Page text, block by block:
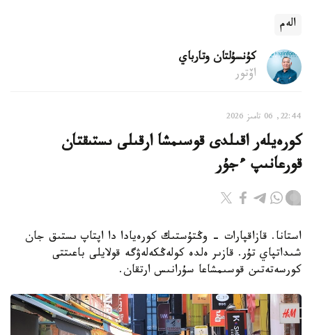
الەم
كۇنسۇلتان وتارباي
اۆتور
22:44, 06 تامىز 2026
كورەيلەر اقىلدى قوسىمشا ارقىلى ىستىقتان
قورعانىپ ءجۇر
استانا. قازاقپارات - وڭتۇستىك كورەيادا دا اپتاپ ىستىق جان
شىداتپاي تۇر. قازىر ەلدە كولەڭكەلەۋگە قولايلى باعىتتى
كورسەتەتىن قوسىمشاعا سۇرانىس ارتقان.